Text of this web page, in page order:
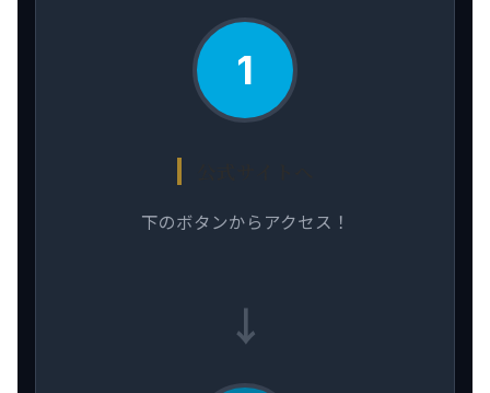
1
下のボタンからアクセス！
→